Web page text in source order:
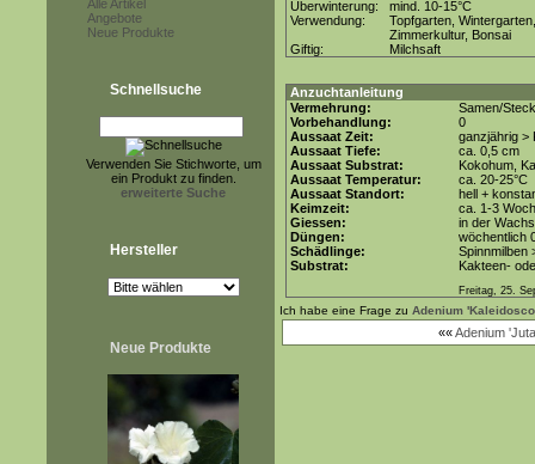
Alle Artikel
Angebote
Neue Produkte
Schnellsuche
Verwenden Sie Stichworte, um
ein Produkt zu finden.
erweiterte Suche
Hersteller
Neue Produkte
Überwinterung:
mind. 10-15°C
Verwendung:
Topfgarten, Wintergarten,
Zimmerkultur, Bonsai
Giftig:
Milchsaft
Anzuchtanleitung
Vermehrung:
Samen/
Vorbehandlung:
0
Aussaat Zeit:
ganzjährig >
Aussaat Tiefe:
ca. 0,5 cm
Aussaat Substrat:
Kokohum,
Aussaat Temperatur:
ca. 20-25°C
Aussaat Standort:
hell +
Keimzeit:
ca. 1-3
Giessen:
in der
Düngen:
wöchentlich
Schädlinge:
Spinnmilben
Substrat:
Kakteen-
Freitag, 25.
Ich habe eine Frage zu Adenium
««Adenium